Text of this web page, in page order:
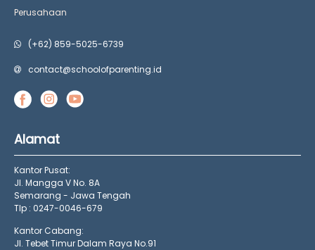
Perusahaan
(+62) 859-5025-6739
contact@schoolofparenting.id
Alamat
Kantor Pusat:
Jl. Mangga V No. 8A
Semarang - Jawa Tengah
Tlp : 0247-0046-679
Kantor Cabang:
Jl. Tebet Timur Dalam Raya No.91